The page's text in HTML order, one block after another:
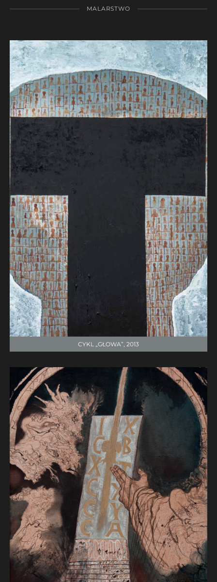
MALARSTWO
CYKL „GŁOWA”, 2013